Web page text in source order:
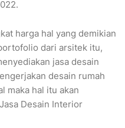
harga hal yang demikian
dari arsitek itu,
jasa desain
desain rumah
maka hal itu akan
Desain Interior